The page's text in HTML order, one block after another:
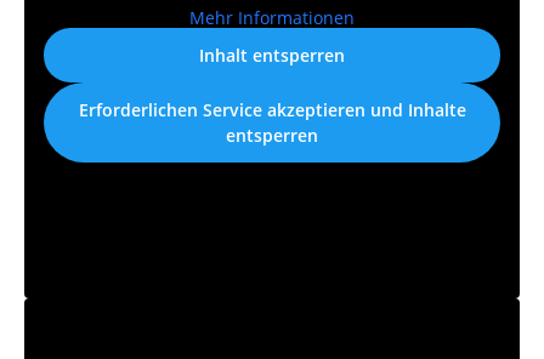
Mehr Informationen
Inhalt entsperren
Erforderlichen Service akzeptieren und Inhalte
entsperren